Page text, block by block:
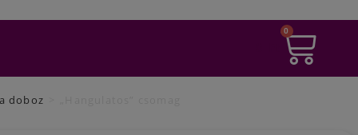
0
doboz